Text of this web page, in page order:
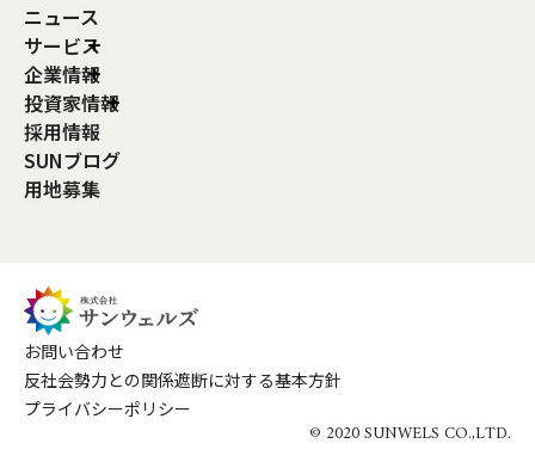
ニュース
サービス
企業情報
投資家情報
採用情報
SUNブログ
用地募集
お問い合わせ
反社会勢力との関係遮断に対する基本方針
プライバシーポリシー
© 2020 SUNWELS CO.,LTD.